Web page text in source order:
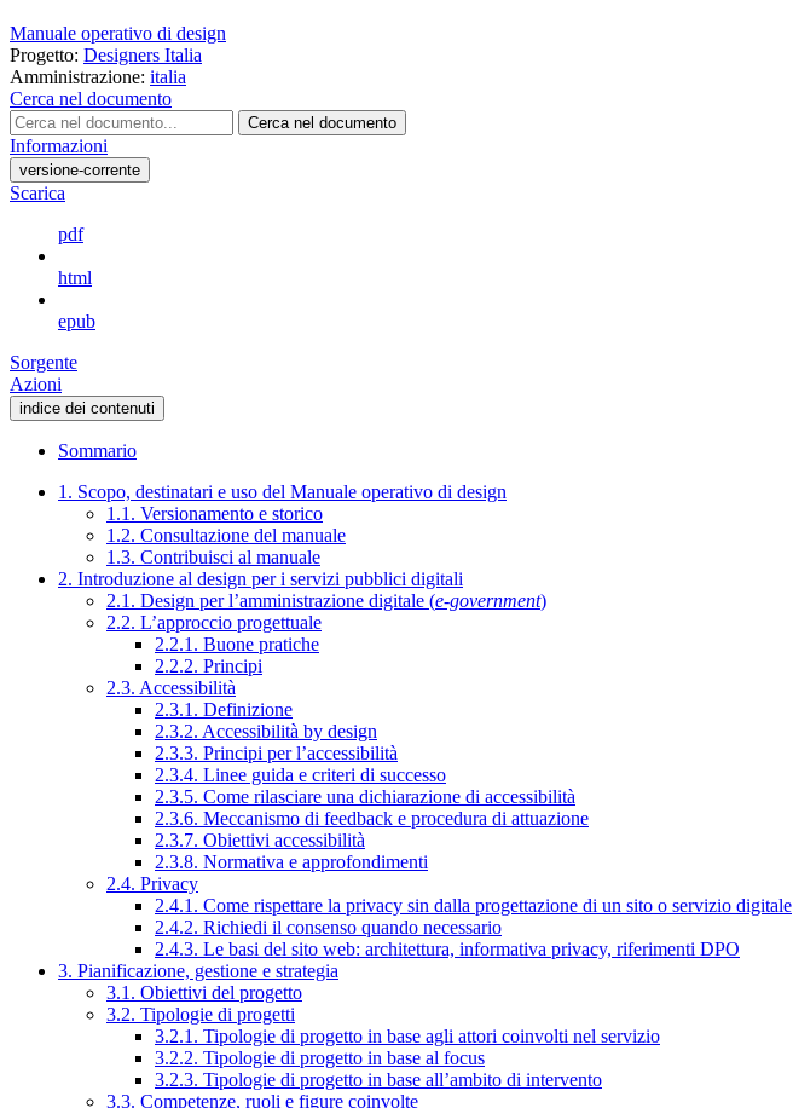
Manuale operativo di design
Progetto: Designers Italia
Amministrazione: italia
Cerca nel documento
Cerca nel documento
Informazioni
versione-corrente
Scarica
pdf
html
epub
Sorgente
Azioni
indice dei contenuti
Sommario
1. Scopo, destinatari e uso del Manuale operativo di design
1.1. Versionamento e storico
1.2. Consultazione del manuale
1.3. Contribuisci al manuale
2. Introduzione al design per i servizi pubblici digitali
2.1. Design per l’amministrazione digitale (e-government)
2.2. L’approccio progettuale
2.2.1. Buone pratiche
2.2.2. Principi
2.3. Accessibilità
2.3.1. Definizione
2.3.2. Accessibilità by design
2.3.3. Principi per l’accessibilità
2.3.4. Linee guida e criteri di successo
2.3.5. Come rilasciare una dichiarazione di accessibilità
2.3.6. Meccanismo di feedback e procedura di attuazione
2.3.7. Obiettivi accessibilità
2.3.8. Normativa e approfondimenti
2.4. Privacy
2.4.1. Come rispettare la privacy sin dalla progettazione di un sito o servizio digitale
2.4.2. Richiedi il consenso quando necessario
2.4.3. Le basi del sito web: architettura, informativa privacy, riferimenti DPO
3. Pianificazione, gestione e strategia
3.1. Obiettivi del progetto
3.2. Tipologie di progetti
3.2.1. Tipologie di progetto in base agli attori coinvolti nel servizio
3.2.2. Tipologie di progetto in base al focus
3.2.3. Tipologie di progetto in base all’ambito di intervento
3.3. Competenze, ruoli e figure coinvolte